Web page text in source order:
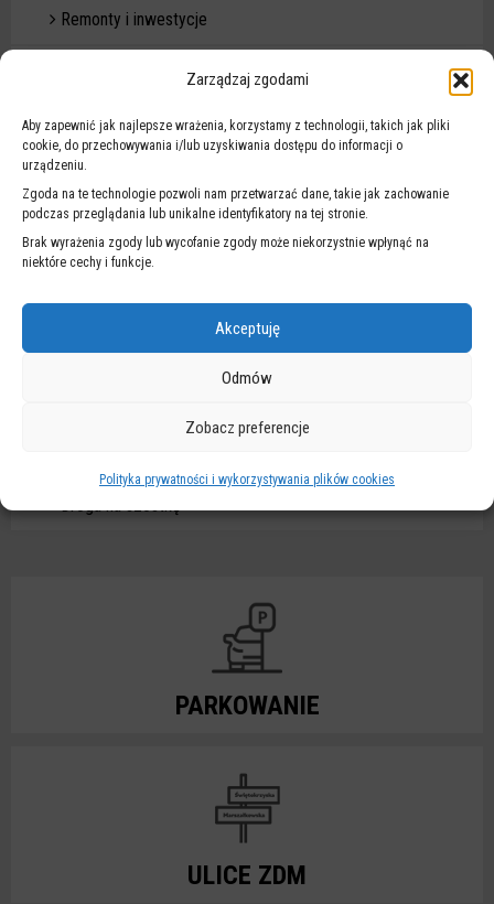
Zarządzaj zgodami
Aby zapewnić jak najlepsze wrażenia, korzystamy z technologii, takich jak pliki
cookie, do przechowywania i/lub uzyskiwania dostępu do informacji o
urządzeniu.
Zgoda na te technologie pozwoli nam przetwarzać dane, takie jak zachowanie
podczas przeglądania lub unikalne identyfikatory na tej stronie.
Brak wyrażenia zgody lub wycofanie zgody może niekorzystnie wpłynąć na
niektóre cechy i funkcje.
Akceptuję
Odmów
Zobacz preferencje
Polityka prywatności i wykorzystywania plików cookies
Remonty i inwestycje
Modernizacja oświetlenia
Badania i analizy
Budżet obywatelski
Droga na szóstkę
PARKOWANIE
ULICE ZDM